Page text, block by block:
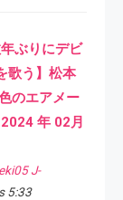
年ぶりにデビ
歌う】松本
のエアメー
年 02月
J-
5:33